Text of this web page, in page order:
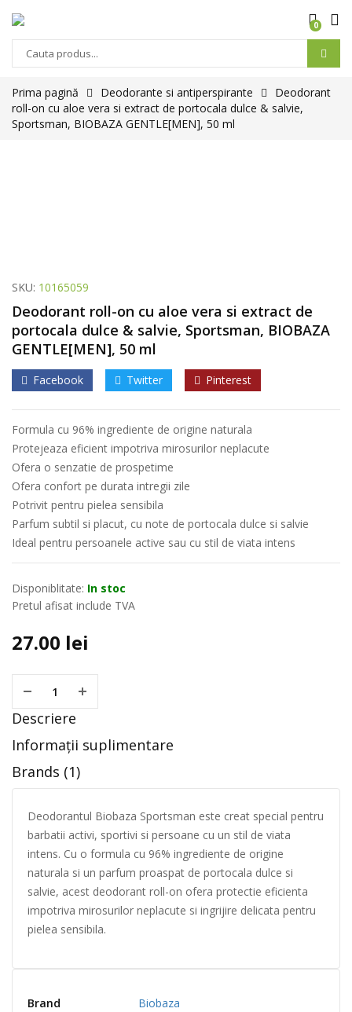
0
Prima pagină Deodorante si antiperspirante
Deodorant
roll-on cu aloe vera si extract de portocala dulce & salvie,
Sportsman, BIOBAZA GENTLE[MEN], 50 ml
SKU: 10165059
Deodorant roll-on cu aloe vera si extract de
portocala dulce & salvie, Sportsman, BIOBAZA
GENTLE[MEN], 50 ml
Facebook Twitter Pinterest
Formula cu 96% ingrediente de origine naturala
Protejeaza eficient impotriva mirosurilor neplacute
Ofera o senzatie de prospetime
Ofera confort pe durata intregii zile
Potrivit pentru pielea sensibila
Parfum subtil si placut, cu note de portocala dulce si salvie
Ideal pentru persoanele active sau cu stil de viata intens
Disponiblitate: In stoc
Pretul afisat include TVA
27.00 lei
Descriere
Informații suplimentare
Brands (1)
Deodorantul Biobaza Sportsman este creat special pentru
barbatii activi, sportivi si persoane cu un stil de viata
intens. Cu o formula cu 96% ingrediente de origine
naturala si un parfum proaspat de portocala dulce si
salvie, acest deodorant roll-on ofera protectie eficienta
impotriva mirosurilor neplacute si ingrijire delicata pentru
pielea sensibila.
Brand Biobaza